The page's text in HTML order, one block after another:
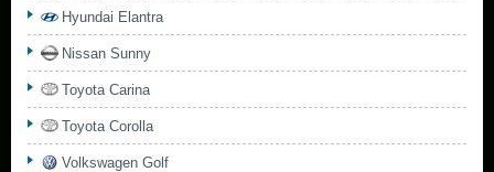
Hyundai Elantra
Nissan Sunny
Toyota Carina
Toyota Corolla
Volkswagen Golf